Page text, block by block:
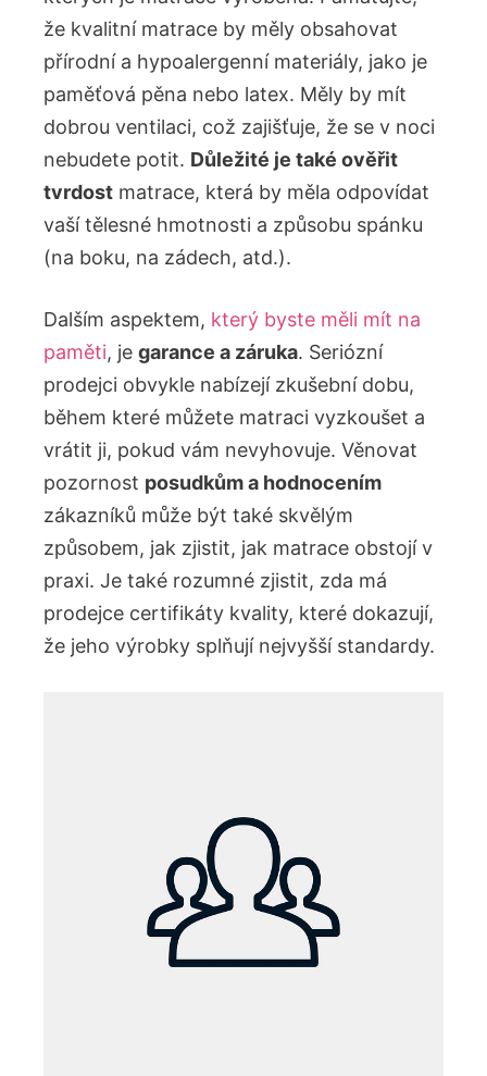
že kvalitní matrace by měly obsahovat
přírodní a hypoalergenní materiály, jako je
paměťová pěna nebo latex. Měly by mít
dobrou ventilaci, což zajišťuje, že se v noci
nebudete potit. Důležité je také ověřit
tvrdost matrace, která by měla odpovídat
vaší tělesné hmotnosti a způsobu spánku
(na boku, na zádech, atd.).
Dalším aspektem, který byste měli mít na
paměti, je garance a záruka. Seriózní
prodejci obvykle nabízejí zkušební dobu,
během které můžete matraci vyzkoušet a
vrátit ji, pokud vám nevyhovuje. Věnovat
pozornost posudkům a hodnocením
zákazníků může být také skvělým
způsobem, jak zjistit, jak matrace obstojí v
praxi. Je také rozumné zjistit, zda má
prodejce certifikáty kvality, které dokazují,
že jeho výrobky splňují nejvyšší standardy.